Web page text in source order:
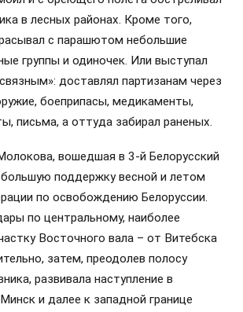
в лесных районах. Кроме того,
с парашютом небольшие
группы и одиночек. Или выступал
доставлял партизанам через
боеприпасы, медикаменты,
письма, а оттуда забирал раненых.
вошедшая в 3-й Белорусский
поддержку весной и летом
по освобождению Белоруссии.
по центральному, наиболее
Восточного вала – от Витебска
затем, преодолев полосу
развивала наступление в
и далее к западной границе